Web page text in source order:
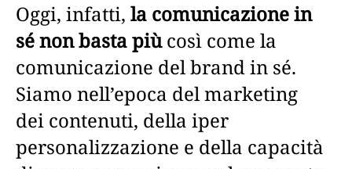
Oggi, infatti, la comunicazione in
sé non basta piùcosì come la
comunicazione del brand in sé.
Siamo nell’epoca del marketing
dei contenuti, della iper
personalizzazione e della capacità